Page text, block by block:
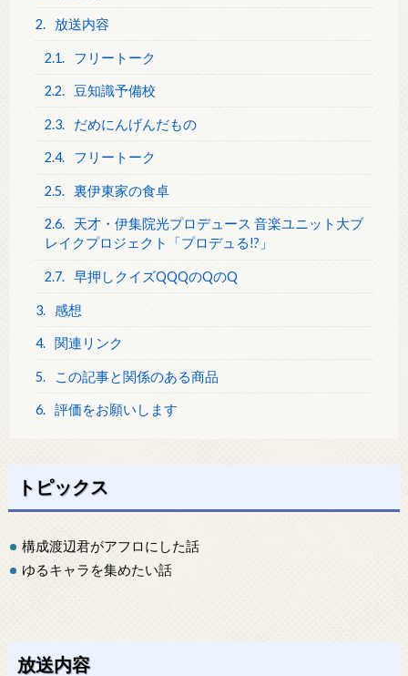
2. 放送内容
2.1. フリートーク
2.2. 豆知識予備校
2.3. だめにんげんだもの
2.4. フリートーク
2.5. 裏伊東家の食卓
2.6.
天才・伊集院光プロデュース 音楽ユニット大ブ
レイクプロジェクト「プロデュる!?」
2.7. 早押しクイズQQQのQのQ
3. 感想
4. 関連リンク
5. この記事と関係のある商品
6. 評価をお願いします
トピックス
構成渡辺君がアフロにした話
ゆるキャラを集めたい話
放送内容